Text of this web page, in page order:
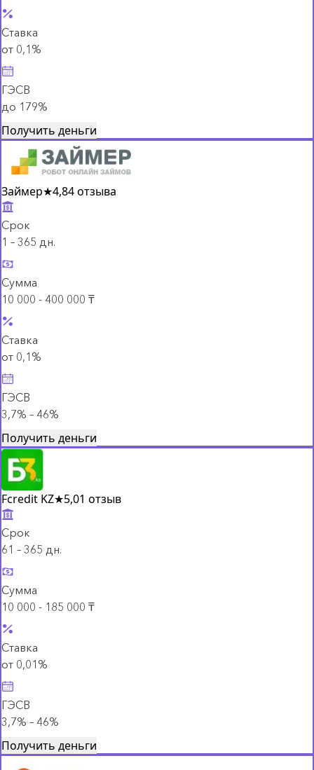
Ставка
от 0,1%
ГЭСВ
до 179%
Получить деньги
Займер★4,84 отзыва
Срок
1 – 365 дн.
Сумма
10 000 - 400 000 ₸
Ставка
от 0,1%
ГЭСВ
3,7% – 46%
Получить деньги
Fcredit KZ★5,01 отзыв
Срок
61 – 365 дн.
Сумма
10 000 - 185 000 ₸
Ставка
от 0,01%
ГЭСВ
3,7% – 46%
Получить деньги